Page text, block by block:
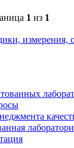
1 из 1
измерения,